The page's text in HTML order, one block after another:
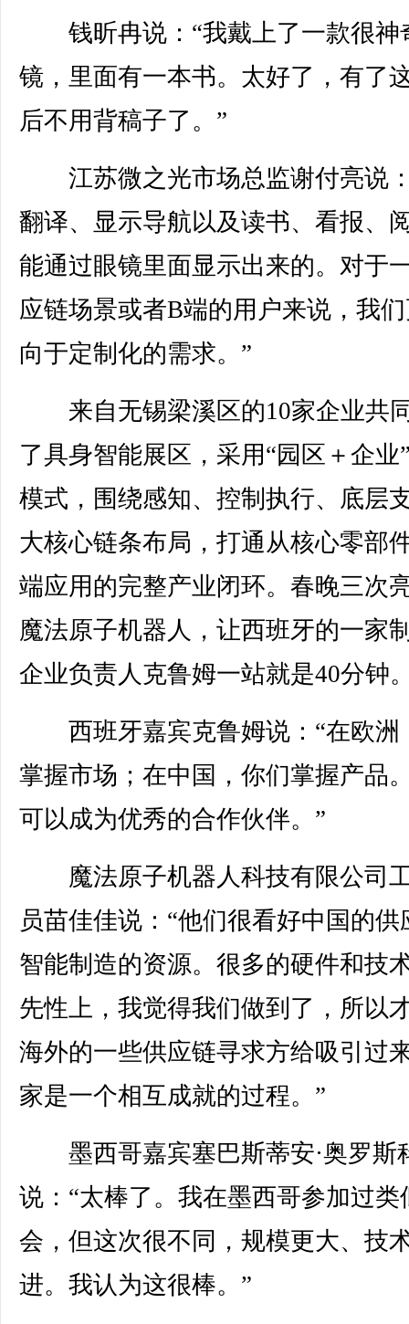
钱昕冉说：“我戴上了一款很神
镜，里面有一本书。太好了，有了
后不用背稿子了。”
江苏微之光市场总监谢付亮说
翻译、显示导航以及读书、看报、
能通过眼镜里面显示出来的。对于
应链场景或者B端的用户来说，我
向于定制化的需求。”
来自无锡梁溪区的10家企业共
了具身智能展区，采用“园区＋企业
模式，围绕感知、控制执行、底层
大核心链条布局，打通从核心零部
端应用的完整产业闭环。春晚三次
魔法原子机器人，让西班牙的一家
企业负责人克鲁姆一站就是40分钟
西班牙嘉宾克鲁姆说：“在欧洲
掌握市场；在中国，你们掌握产品
可以成为优秀的合作伙伴。”
魔法原子机器人科技有限公司
员苗佳佳说：“他们很看好中国的供
智能制造的资源。很多的硬件和技
先性上，我觉得我们做到了，所以
海外的一些供应链寻求方给吸引过
家是一个相互成就的过程。”
墨西哥嘉宾塞巴斯蒂安·奥罗斯
说：“太棒了。我在墨西哥参加过类
会，但这次很不同，规模更大、技
进。我认为这很棒。”